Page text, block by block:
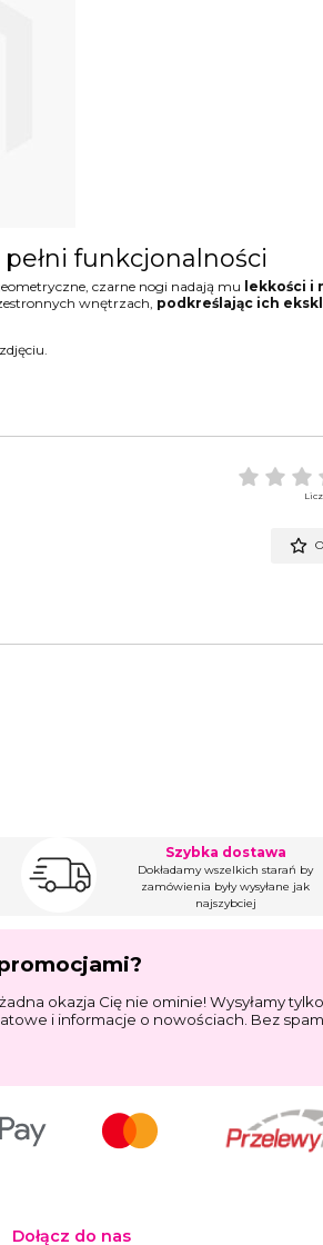
funkcjonalności
czarne nogi nadają mu lekkości i
wnętrzach, podkreślając ich
Szybka dostawa
Dokładamy wszelkich starań by
zamówienia były wysyłane jak
najszybciej
okazja Cię nie ominie! Wysyłamy
i informacje o nowościach. Bez
Dołącz do nas